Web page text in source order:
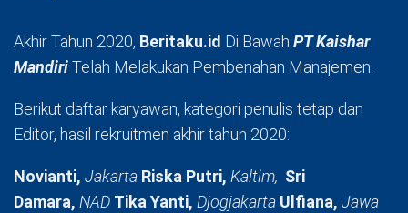
Akhir Tahun 2020, Beritaku.id Di Bawah PT Kaishar
MandiriTelah Melakukan Pembenahan Manajemen.
Berikut daftar karyawan, kategori penulis tetap dan
Editor, hasil rekruitmen akhir tahun 2020:
Novianti, Jakarta Riska Putri, Kaltim, Sri
Damara, NAD Tika Yanti, Djogjakarta Ulfiana, Jawa